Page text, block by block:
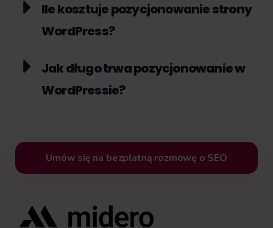
Ile kosztuje pozycjonowanie strony
WordPress?
Jak długo trwa pozycjonowanie w
WordPressie?
Umów się na bezpłatną rozmowę o SEO